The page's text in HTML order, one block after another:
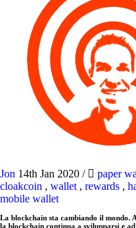
Jon 14th Jan 2020 / paper
cloakcoin , wallet , rewards ,
mobile wallet
La blockchain sta cambiando il mondo.
la blockchain continua a svilupparsi e